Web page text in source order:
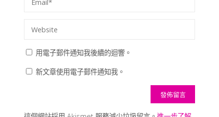
用電子郵件通知我後續的迴響。
新文章使用電子郵件通知我。